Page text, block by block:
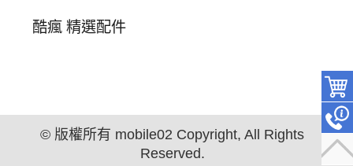
酷瘋 精選配件
© 版權所有 mobile02 Copyright, All Rights
Reserved.